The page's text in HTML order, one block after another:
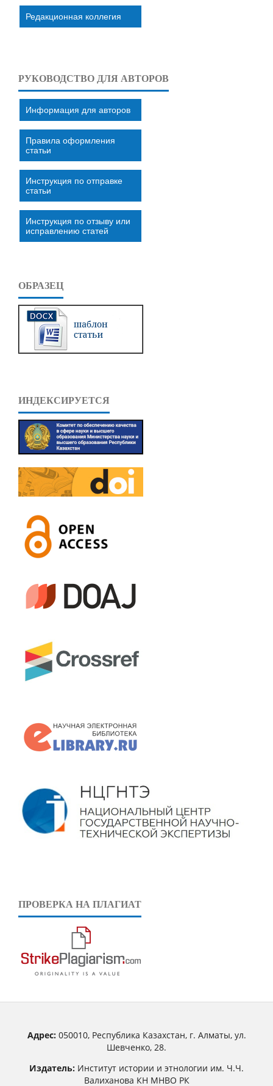
Редакционная коллегия
РУКОВОДСТВО ДЛЯ АВТОРОВ
Информация для авторов
Правила оформления
статьи
Инструкция по отправке
статьи
Инструкция по отзыву или
исправлению статей
ОБРАЗЕЦ
ИНДЕКСИРУЕТСЯ
ПРОВЕРКА НА ПЛАГИАТ
Адрес:050010, Республика Казахстан, г. Алматы, ул.
Шевченко, 28.
Издатель: Институт истории и этнологии им. Ч.Ч.
Валиханова КН МНВО РК